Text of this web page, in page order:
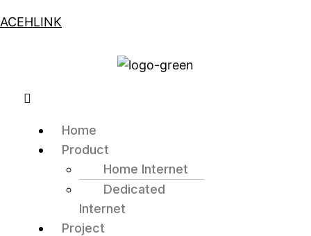
ACEHLINK
Home
Product
Home Internet
Dedicated
Internet
Project